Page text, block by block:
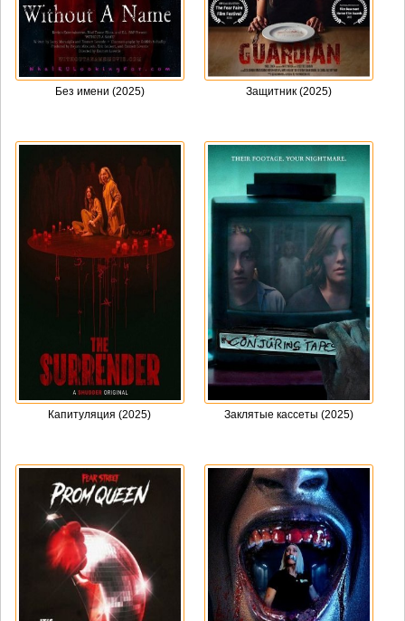
Без имени (2025) Защитник (2025)
Капитуляция (2025) Заклятые кассеты (2025)